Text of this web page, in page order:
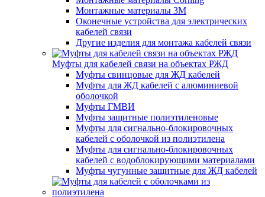
Монтажные материалы 3M
Оконечные устройства для электрических
кабелей связи
Другие изделия для монтажа кабелей связи
Муфты для кабелей связи на объектах РЖД
Муфты свинцовые для ЖД кабелей
Муфты для ЖД кабелей с алюминиевой
оболочкой
Муфты ГМВИ
Муфты защитные полиэтиленовые
Муфты для сигнально-блокировочных
кабелей с оболочкой из полиэтилена
Муфты для сигнально-блокировочных
кабелей с водоблокирующими материалами
Муфты чугунные защитные для ЖД кабелей